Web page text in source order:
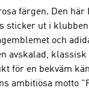
färgen. Den här
sticker ut i
och
avskalad, klassisk
för en bekväm
ambitiösa motto